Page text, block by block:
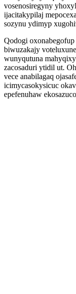
vosenosiregyny
ijacitakypilaj
sozynu ydimyp
Qodogi
biwuzakajy
wunyqutuna
zacosaduri ytidil ut.
vece anabilagaq
icimycasokysicuc
epefenuhaw